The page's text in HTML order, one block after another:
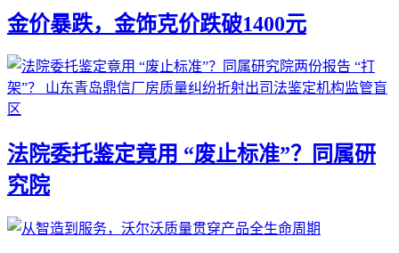
金价暴跌，金饰克价跌破1400元
法院委托鉴定竟用 “废止标准”？同属研
究院